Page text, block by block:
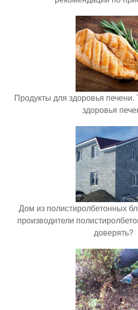
Продукты для здоровья печени.
здоровья
Дом из полистиролбетонных
производители
доверять?